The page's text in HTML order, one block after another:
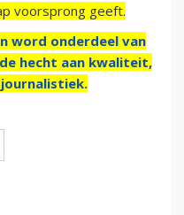
voorsprong geeft.
word onderdeel van
hecht aan kwaliteit,